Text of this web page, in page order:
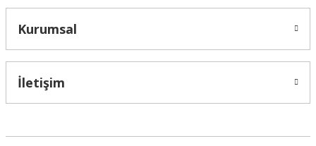
Kurumsal
İletişim